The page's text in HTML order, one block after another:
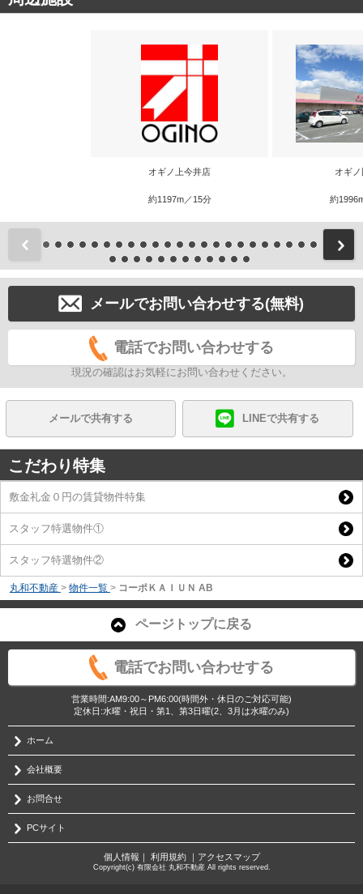
オギノ上今井店
約1197m／15分
オギ
約
前
メールでお問い合わせする(無料)
電話でお問い合わせする
現況の確認はお気軽にお問い合わせください。
メールで共有する LINEで共有する
こだわり特集
敷金礼金０円の賃貸物件特集
スタッフ特選物件①
スタッフ特選物件②
丸和不動産 > 物件一覧 > コーポＫＡＩＵＮ AB
ページトップに戻る
電話でお問い合わせする
営業時間:AM9:00～PM6:00(時間外・休日のご対応可能)
定休日:水曜・祝日・第1、第3日曜(2、3月は水曜のみ)
ホーム
会社概要
お問合せ
PCサイト
個人情報 利用規約｜ アクセスマップ
Copyright(c) 有限会社 丸和不動産 All rights reserved.